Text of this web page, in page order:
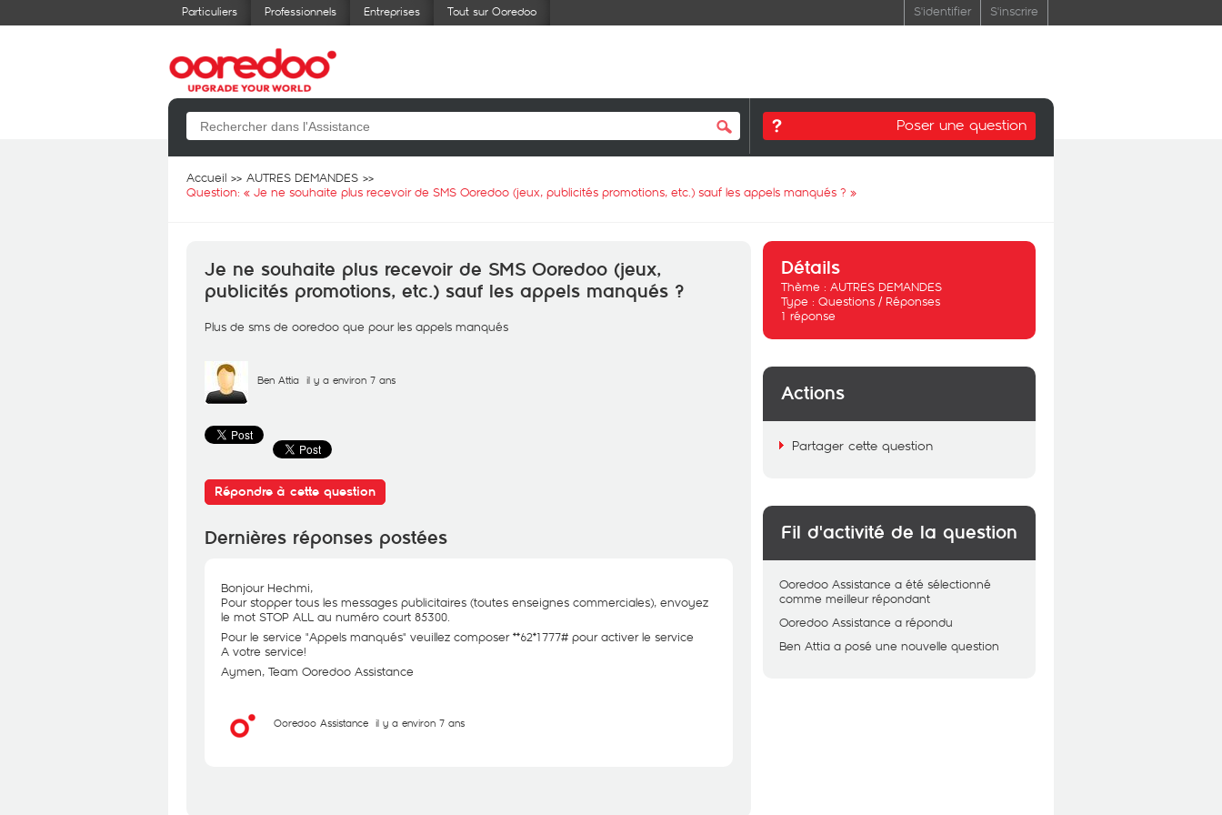
Particuliers Professionnels Entreprises Tout sur Ooredoo S'identifier S'inscrire
Poser une question
Accueil
AUTRES DEMANDES
Question: « Je ne souhaite plus recevoir de SMS Ooredoo (jeux, publicités promotions, etc.) sauf les appels manqués ? »
Je ne souhaite plus recevoir de SMS Ooredoo (jeux,
publicités promotions, etc.) sauf les appels manqués ?
Plus de sms de ooredoo que pour les appels manqués
Ben Attia il y a environ 7 ans
Répondre à cette question
Dernières réponses postées
Bonjour Hechmi,
Pour stopper tous les messages publicitaires (toutes enseignes commerciales), envoyez
le mot STOP ALL au numéro court 85300.
Pour le service "Appels manqués" veuillez composer **62*1777# pour activer le service
A votre service!
Aymen, Team Ooredoo Assistance
Ooredoo Assistance il y a environ 7 ans
Détails
Thème : AUTRES DEMANDES
Type : Questions / Réponses
1 réponse
Actions
Partager cette question
Fil d'activité de la question
Ooredoo Assistance a été sélectionné
comme meilleur répondant
Ooredoo Assistance a répondu
Ben Attia a posé une nouvelle question